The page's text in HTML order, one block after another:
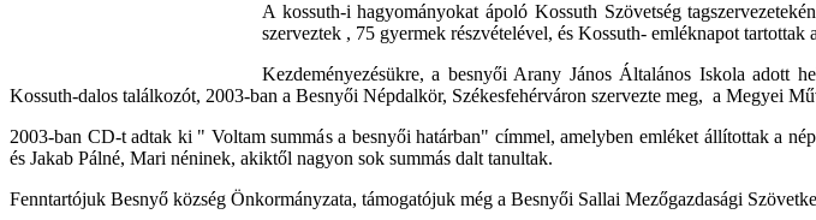
A kossuth-i hagyományokat ápoló Kossuth Szövetség
szerveztek , 75 gyermek részvételével, és Kossuth- emléknapot tartottak
Kezdeményezésükre, a besnyői Arany János Általános Iskola adott
Kossuth-dalos találkozót, 2003-ban a Besnyői Népdalkör, Székesfehérváron szervezte meg, a Megyei
2003-ban CD-t adtak ki " Voltam summás a besnyői határban" címmel, amelyben emléket állítottak a
és Jakab Pálné, Mari néninek, akiktől nagyon sok summás dalt tanultak.
Fenntartójuk Besnyő község Önkormányzata, támogatójuk még a Besnyői Sallai Mezőgazdasági